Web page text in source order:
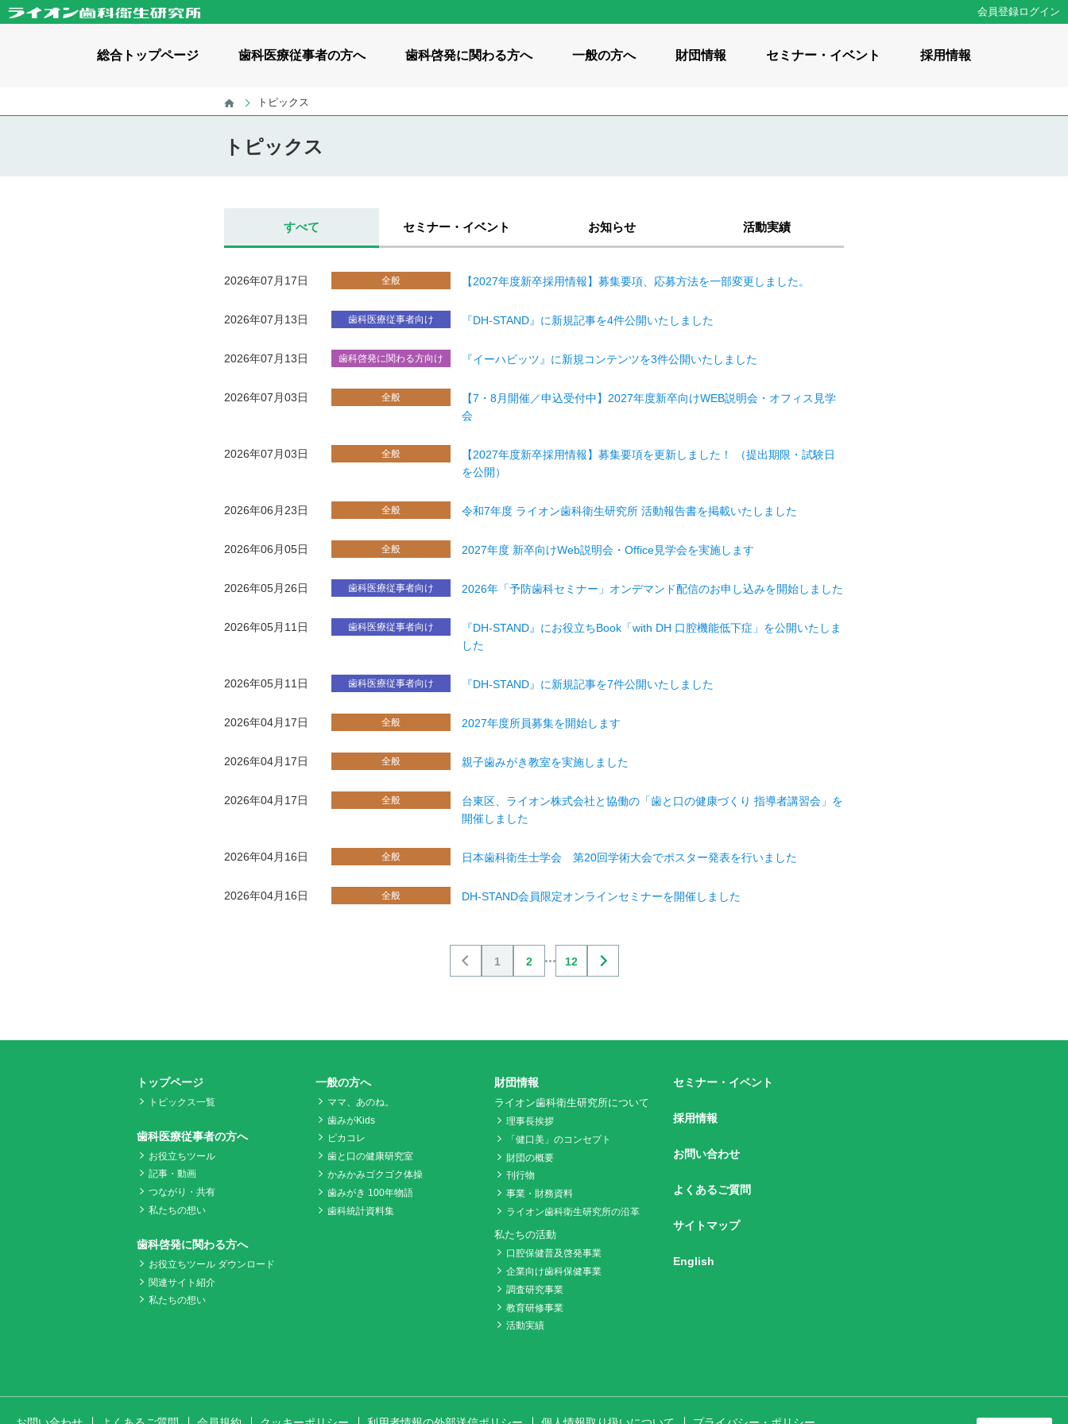
会員登録ログイン
総合 トップページ 歯科医療従事者の方へ
歯科医療従事者の方へトップページ
歯科啓発に関わる方へ
歯科啓発に関わる方へトップページ
一般の方へ
一般の方へトップページ
全世代向け / 啓発サイト
かみかみゴクゴク体操
全世代向け / 知識・コラム
歯みがき 100年物語
全世代向け / 知識・コラム
歯科統計資料集
財団情報
財団情報トップページ
ライオン歯科衛生研究所について
ライオン歯科衛生研究所の沿革
企業向け歯科保健事業
セミナー・イベント 採用情報
トピックス
トピックス
すべて セミナー・ イベント お知らせ 活動実績
2026年07月17日 全般 【2027年度新卒採用情報】募集要項、応募方法を一部変更しました。
2026年07月13日 歯科医療従事者向け 『DH-STAND』に新規記事を4件公開いたしました
2026年07月13日 歯科啓発に関わる方向け 『イーハビッツ』に新規コンテンツを3件公開いたしました
2026年07月03日 全般
【7・8月開催／申込受付中】2027年度新卒向けWEB説明会・オフィス見学
会
2026年07月03日 全般
【2027年度新卒採用情報】募集要項を更新しました！ （提出期限・試験日
を公開）
2026年06月23日 全般 令和7年度 ライオン歯科衛生研究所 活動報告書を掲載いたしました
2026年06月05日 全般 2027年度 新卒向けWeb説明会・Office見学会を実施します
2026年05月26日 歯科医療従事者向け 2026年「予防歯科セミナー」オンデマンド配信のお申し込みを開始しました
2026年05月11日 歯科医療従事者向け
『DH-STAND』にお役立ちBook「with DH 口腔機能低下症」を公開いたしま
した
2026年05月11日 歯科医療従事者向け 『DH-STAND』に新規記事を7件公開いたしました
2026年04月17日 全般 2027年度所員募集を開始します
2026年04月17日 全般 親子歯みがき教室を実施しました
2026年04月17日 全般
台東区、ライオン株式会社と協働の「歯と口の健康づくり 指導者講習会」を
開催しました
2026年04月16日 全般 日本歯科衛生士学会 第20回学術大会でポスター発表を行いました
2026年04月16日 全般 DH-STAND会員限定オンラインセミナーを開催しました
1 2 12
トップページ
トピックス一覧
歯科医療従事者の方へ
お役立ちツール
記事・動画
つながり・共有
私たちの想い
歯科啓発に関わる方へ
お役立ちツール ダウンロード
関連サイト紹介
私たちの想い
一般の方へ
ママ、あのね。
歯みがKids
ピカコレ
歯と口の健康研究室
かみかみゴクゴク体操
歯みがき 100年物語
歯科統計資料集
財団情報
ライオン歯科衛生研究所について
理事長挨拶
「健口美」のコンセプト
財団の概要
刊行物
事業・財務資料
ライオン歯科衛生研究所の沿革
私たちの活動
口腔保健普及啓発事業
企業向け歯科保健事業
調査研究事業
教育研修事業
活動実績
セミナー・イベント
採用情報
お問い合わせ
よくあるご質問
サイトマップ
English